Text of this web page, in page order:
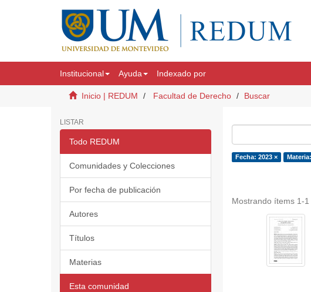
Institucional Ayuda Indexado por
Inicio | REDUM Facultad de Derecho Buscar
LISTAR
Todo REDUM
Comunidades y Colecciones
Por fecha de publicación
Autores
Títulos
Materias
Esta comunidad
Fecha: 2023 ×
Mostrando ítems 1-1